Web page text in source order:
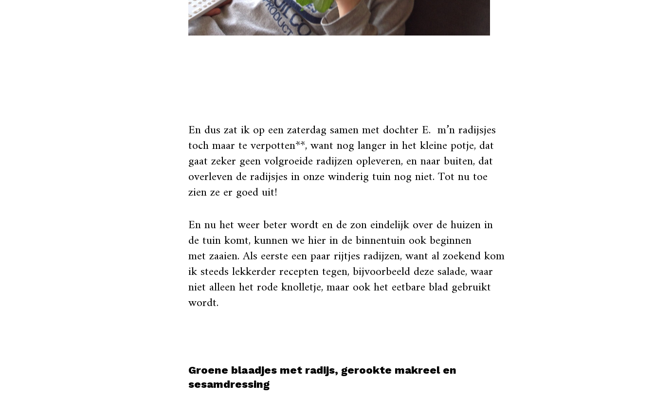
En dus zat ik op een zaterdag samen met dochter E. m’n radijsjes
toch maar te verpotten**, want nog langer in het kleine potje, dat
gaat zeker geen volgroeide radijzen opleveren, en naar buiten, dat
overleven de radijsjes in onze winderig tuin nog niet. Tot nu toe
zien ze er goed uit!
En nu het weer beter wordt en de zon eindelijk over de huizen in
de tuin komt, kunnen we hier in de binnentuin ook beginnen
met zaaien. Als eerste een paar rijtjes radijzen, want al zoekend kom
ik steeds lekkerder recepten tegen, bijvoorbeeld deze salade, waar
niet alleen het rode knolletje, maar ook het eetbare blad gebruikt
wordt.
Groene blaadjes met radijs, gerookte makreel en
sesamdressing